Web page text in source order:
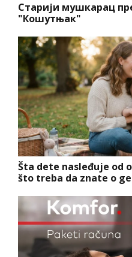
Старији мушкарац
"Кошутњак"
Šta dete nasleđuje od
što treba da znate o